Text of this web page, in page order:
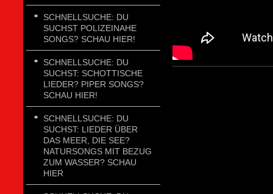
SCHNELLSUCHE: DU
SUCHST POLIZEINAHE
SONGS? SCHAU HIER!
SCHNELLSUCHE: DU
SUCHST: SCHOTTISCHE
LIEDER? PIPER SONGS?
SCHAU HIER!
SCHNELLSUCHE: DU
SUCHST: LIEDER ÜBER
DAS MEER, DIE SEE?
NATURSONGS MIT BEZUG
ZUM WASSER? SCHAU
HIER